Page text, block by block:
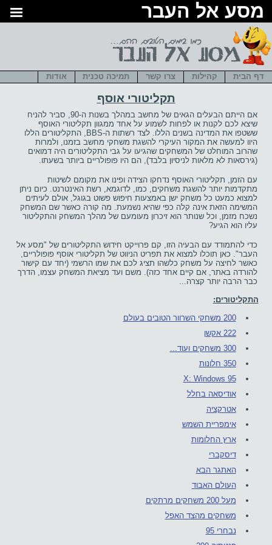
תקליטורי אוסף
אם הייתם הבעלים הגאים של מחשב במהלך בשנות ה-90, סביר להניח
שיצא לכם לקנות או לפחות לשמוע על אחד ממגוון תקליטורי האוסף
ששטפו את המדינה בשנים הללו. לצד רשתות ה-BBS, התקליטורים הללו
היוו למעשה את המקור העיקרי להשגת משחקי מחשב בזמנו, ולמרות
שהרוב המוחלט של המשחקים שהגיעו על גבי התקליטורים היה דמואים
(גירסאות לא מלאות לניסיון בלבד), הם היו פופולריים ביותר בשעתו.
עם הזמן, תקליטורי האוסף נדחקו הצידה ופינו את מקומם לשיטות
מתקדמות יותר להשגת משחקים, כמו, לדוגמא, רשת האינטרנט. כיום ניתן
למצוא כמעט כל משחק ישן באמצעות חיפוש פשוט בגוגל, אולם לעיתים
המשימה הזאת אינה קלה כפי שהיא נשמעת. מה קורה כאשר שם המשחק
נשכח מזמן, וכל שנותר הוא זיכרון מעומעם של מהלך המשחק והתקליטור
עליו הוא הגיע?
כדי להתמודד עם הבעיה הזו, קם פרוייקט חידוש התקליטורים של "מסע אל
העבר". כאן תוכלו למצוא את תפריט הניווט של תקליטורי אוסף פופולריים,
כאשר לחיצה על משחק כלשהו תציג לכם את שמו הרשמי (יחד עם קישור
להורדה באתר, אם קיים אחד כזה). משם ועד מציאת המשחק עצמו, הדרך
כבר הרבה יותר קצרה...
התקליטורים:
200 משחקי השרוור הטובים בעולם
222 אקשן
300 משחקים ועוד...
350 חלונות
X: Windows 95
אודיסאה בחלל
אטרקציה
אימפריית השמש
ארץ החלומות
דיסקברי
האתגר הבא
העולם האבוד
מעל 200 משחקים מרתקים
משחקים מהצד האפל
נבחרי 95
אל העבר
דף הבית קהילות צרו קשר תמיכה טכנית אודות